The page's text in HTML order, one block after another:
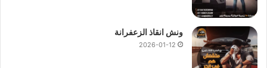
ونش انقاذ الزعفرانة
2026-01-12